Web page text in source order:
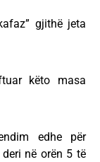
gjithë jeta
këto masa
edhe për
në orën 5 të